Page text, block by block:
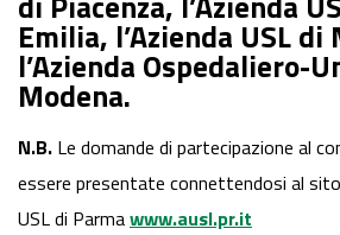
Emilia, l’Azienda USL di
l’Azienda Ospedaliero-
Modena.
N.B. Le domande di partecipazione al
essere presentate connettendosi al
USL di Parmawww.ausl.pr.it